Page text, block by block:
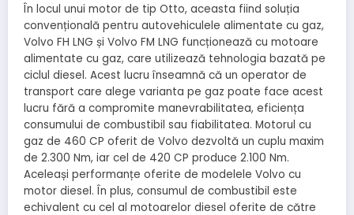
În locul unui motor de tip Otto, aceasta fiind soluția
convențională pentru autovehiculele alimentate cu gaz,
Volvo FH LNG și Volvo FM LNG funcționează cu motoare
alimentate cu gaz, care utilizează tehnologia bazată pe
ciclul diesel. Acest lucru înseamnă că un operator de
transport care alege varianta pe gaz poate face acest
lucru fără a compromite manevrabilitatea, eficiența
consumului de combustibil sau fiabilitatea. Motorul cu
gaz de 460 CP oferit de Volvo dezvoltă un cuplu maxim
de 2.300 Nm, iar cel de 420 CP produce 2.100 Nm.
Aceleași performanțe oferite de modelele Volvo cu
motor diesel. În plus, consumul de combustibil este
echivalent cu cel al motoarelor diesel oferite de către